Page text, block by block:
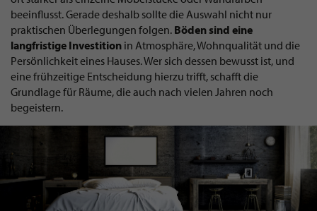
beeinflusst. Gerade deshalb sollte die Auswahl nicht nur
praktischen Überlegungen folgen. Böden sind eine
langfristige Investition in Atmosphäre, Wohnqualität und die
Persönlichkeit eines Hauses. Wer sich dessen bewusst ist, und
eine frühzeitige Entscheidung hierzu trifft, schafft die
Grundlage für Räume, die auch nach vielen Jahren noch
begeistern.